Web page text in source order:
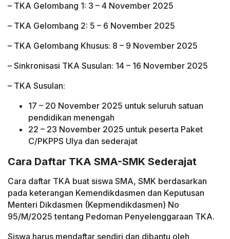
– TKA Gelombang 1: 3 – 4 November 2025
– TKA Gelombang 2: 5 – 6 November 2025
– TKA Gelombang Khusus: 8 – 9 November 2025
– Sinkronisasi TKA Susulan: 14 – 16 November 2025
– TKA Susulan:
17 – 20 November 2025 untuk seluruh satuan
pendidikan menengah
22 – 23 November 2025 untuk peserta Paket
C/PKPPS Ulya dan sederajat
Cara Daftar TKA SMA-SMK Sederajat
Cara daftar TKA buat siswa SMA, SMK berdasarkan
pada keterangan Kemendikdasmen dan Keputusan
Menteri Dikdasmen (Kepmendikdasmen) No
95/M/2025 tentang Pedoman Penyelenggaraan TKA.
Siswa harus mendaftar sendiri dan dibantu oleh